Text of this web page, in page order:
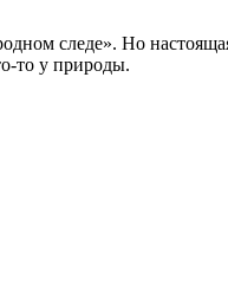
следе». Но
то у природы.